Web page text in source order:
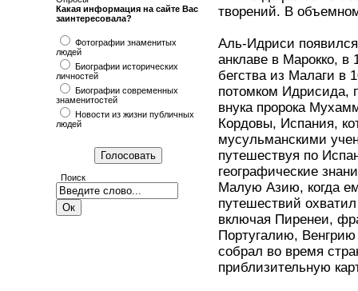
Какая информация на сайте Вас
заинтересовала?
Фотографии знаменитых
людей
Биографии исторических
личностей
Биографии современных
знаменитостей
Новости из жизни публичных
людей
Поиск
творений. В
Аль-Идриси
анклаве в Марокко, в
бегства из Малаги в
потомком Идрисида,
внука пророка
Кордовы, Испания,
мусульманскими
путешествуя по
географические
Малую Азию, когда
путешествий
включая Пиренеи,
Португалию,
собрал во время
приблизительную